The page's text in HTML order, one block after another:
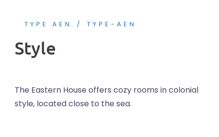
TYPE AEN TYPE-AEN
Style
The Eastern House offers cozy rooms in colonial
style, located close to the sea.